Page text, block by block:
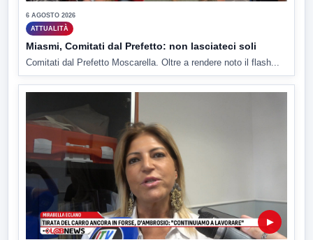
6 AGOSTO 2026
ATTUALITÀ
Miasmi, Comitati dal Prefetto: non lasciateci soli
Comitati dal Prefetto Moscarella. Oltre a rendere noto il flash...
▶